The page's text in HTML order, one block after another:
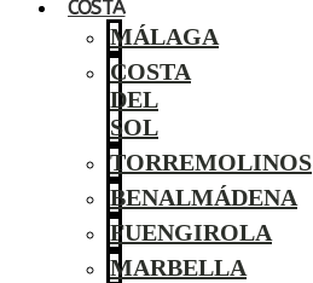
COSTA
MÁLAGA
COSTA
DEL
SOL
TORREMOLINOS
BENALMÁDENA
FUENGIROLA
MARBELLA